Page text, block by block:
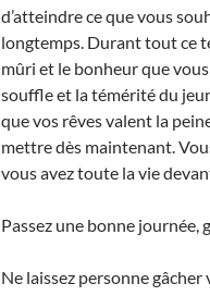
d’atteindre ce que vous
longtemps. Durant tout ce
mûri et le bonheur que
souffle et la témérité du
que vos rêves valent la
mettre dès maintenant.
vous avez toute la vie
Passez une bonne journée,
Ne laissez personne